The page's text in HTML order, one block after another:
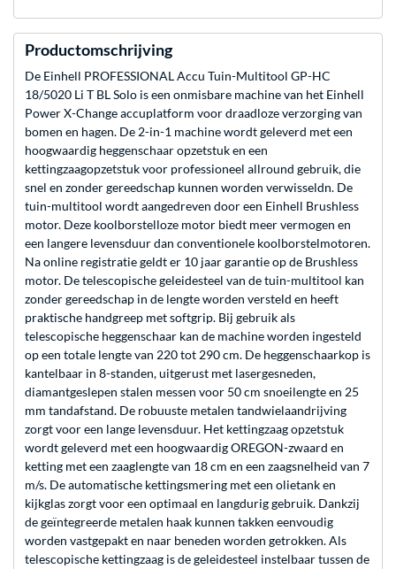
Productomschrijving
De Einhell PROFESSIONAL Accu Tuin-Multitool GP-HC
18/5020 Li T BL Solo is een onmisbare machine van het Einhell
Power X-Change accuplatform voor draadloze verzorging van
bomen en hagen. De 2-in-1 machine wordt geleverd met een
hoogwaardig heggenschaar opzetstuk en een
kettingzaagopzetstuk voor professioneel allround gebruik, die
snel en zonder gereedschap kunnen worden verwisseldn. De
tuin-multitool wordt aangedreven door een Einhell Brushless
motor. Deze koolborstelloze motor biedt meer vermogen en
een langere levensduur dan conventionele koolborstelmotoren.
Na online registratie geldt er 10 jaar garantie op de Brushless
motor. De telescopische geleidesteel van de tuin-multitool kan
zonder gereedschap in de lengte worden versteld en heeft
praktische handgreep met softgrip. Bij gebruik als
telescopische heggenschaar kan de machine worden ingesteld
op een totale lengte van 220 tot 290 cm. De heggenschaarkop is
kantelbaar in 8-standen, uitgerust met lasergesneden,
diamantgeslepen stalen messen voor 50 cm snoeilengte en 25
mm tandafstand. De robuuste metalen tandwielaandrijving
zorgt voor een lange levensduur. Het kettingzaag opzetstuk
wordt geleverd met een hoogwaardig OREGON-zwaard en
ketting met een zaaglengte van 18 cm en een zaagsnelheid van 7
m/s. De automatische kettingsmering met een olietank en
kijkglas zorgt voor een optimaal en langdurig gebruik. Dankzij
de geïntegreerde metalen haak kunnen takken eenvoudig
worden vastgepakt en naar beneden worden getrokken. Als
telescopische kettingzaag is de geleidesteel instelbaar tussen de